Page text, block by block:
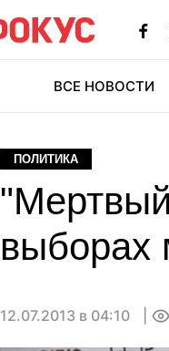
ВСЕ НОВОСТИ
ПОЛИТИКА
выборах
12.07.2013 в 04:10